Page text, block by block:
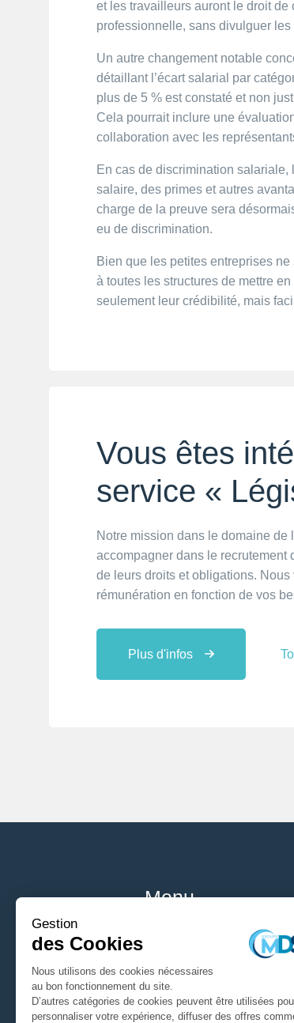
et les travailleurs auront le droit
professionnelle, sans divulguer
Un autre changement notable
détaillant l’écart salarial par
plus de 5 % est constaté et non
Cela pourrait inclure une
collaboration avec les
En cas de discrimination
salaire, des primes et autres
charge de la preuve sera
eu de discrimination.
Bien que les petites entreprises
à toutes les structures de mettre
seulement leur crédibilité, mais
Vous êtes
service «
Notre mission dans le domaine
accompagner dans le recrutement
de leurs droits et obligations.
rémunération en fonction de vos
Plus d'infos
Menu
À propos
Équipe
Actualités